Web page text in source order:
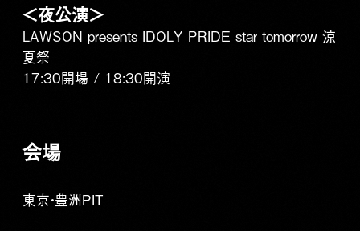
＜夜公演＞
LAWSON presents IDOLY PRIDE star tomorrow 涼
夏祭
17:30開場 / 18:30開演
会場
東京・豊洲PIT